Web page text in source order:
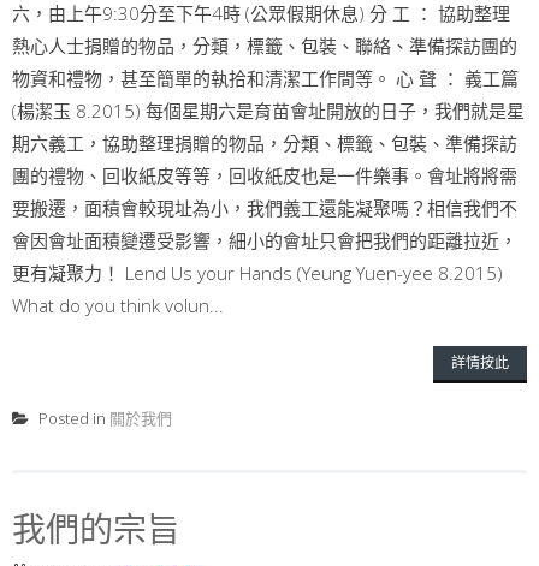
六，由上午9:30分至下午4時 (公眾假期休息) 分 工 ： 協助整理
熱心人士捐贈的物品，分類，標籤、包裝、聯絡、準備探訪團的
物資和禮物，甚至簡單的執拾和清潔工作間等。 心 聲 ： 義工篇
(楊潔玉 8.2015) 每個星期六是育苗會址開放的日子，我們就是星
期六義工，協助整理捐贈的物品，分類、標籤、包裝、準備探訪
團的禮物、回收紙皮等等，回收紙皮也是一件樂事。會址將將需
要搬遷，面積會較現址為小，我們義工還能凝聚嗎？相信我們不
會因會址面積變遷受影響，細小的會址只會把我們的距離拉近，
更有凝聚力！ Lend Us your Hands (Yeung Yuen-yee 8.2015)
What do you think volun...
詳情按此
Posted in 關於我們
我們的宗旨